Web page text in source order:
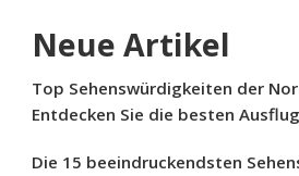
Neue Artikel
Top Sehenswürdigkeiten der
Entdecken Sie die besten
Die 15 beeindruckendsten